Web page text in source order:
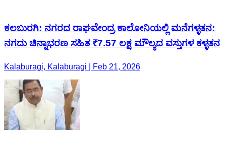
ಕಲಬುರಗಿ: ನಗರದ ರಾಘವೇಂದ್ರ ಕಾಲೋನಿಯಲ್ಲಿ ಮನೆಗಳ್ಳತನ:
ನಗದು ಚಿನ್ನಾಭರಣ ಸಹಿತ ₹7.57 ಲಕ್ಷ ಮೌಲ್ಯದ ವಸ್ತುಗಳ ಕಳ್ಳತನ
Kalaburagi, Kalaburagi | Feb 21, 2026